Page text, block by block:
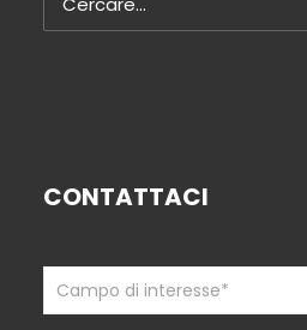
CONTATTACI
Contattaci
If
you